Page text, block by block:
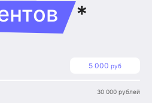
*
5 000 руб
30 000 рублей